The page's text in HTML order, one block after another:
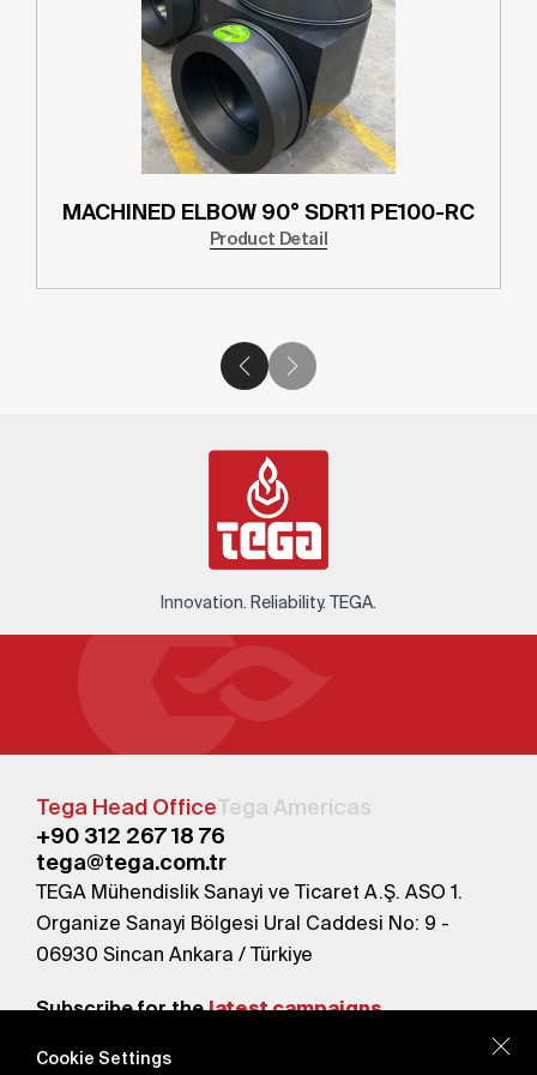
MACHINED ELBOW 90° SDR11 PE100-RC
Product Detail
Innovation. Reliability. TEGA.
Tega Head OfficeTega Americas
+90 312 267 18 76
tega@tega.com.tr
TEGA Mühendislik Sanayi ve Ticaret A.Ş. ASO 1.
Organize Sanayi Bölgesi Ural Caddesi No: 9 -
06930 Sincan Ankara / Türkiye
Subscribe for thelatest campaigns.
Cookie Settings